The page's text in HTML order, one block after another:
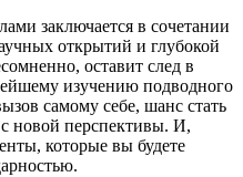
заключается в сочетании
открытий и глубокой
оставит след в
изучению подводного
самому себе, шанс стать
новой перспективы. И,
которые вы будете